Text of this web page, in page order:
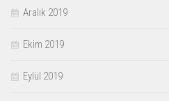
Aralık 2019
Ekim 2019
Eylül 2019